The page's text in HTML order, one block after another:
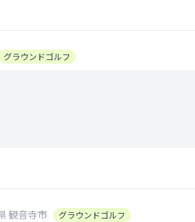
グラウンドゴルフ
観音寺市 グラウンドゴルフ